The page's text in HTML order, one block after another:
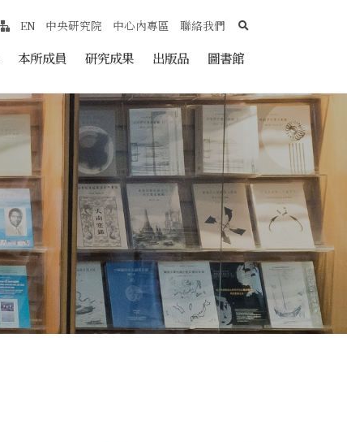
本所成員 研究成果 出版品 圖書館
網站導覽
EN 中央研究院 中心內專區 聯絡我們 search